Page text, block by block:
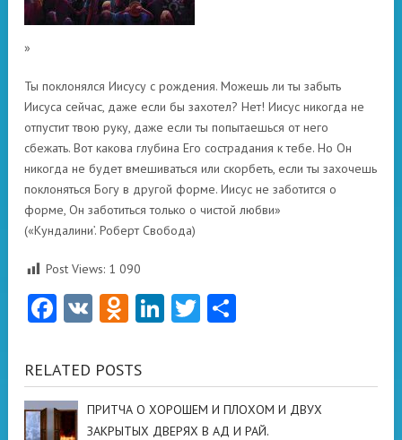
»
Ты поклонялся Иисусу с рождения. Можешь ли ты забыть
Иисуса сейчас, даже если бы захотел? Нет! Иисус никогда не
отпустит твою руку, даже если ты попытаешься от него
сбежать. Вот какова глубина Его сострадания к тебе. Но Он
никогда не будет вмешиваться или скорбеть, если ты захочешь
поклоняться Богу в другой форме. Иисус не заботится о
форме, Он заботиться только о чистой любви»
(«Кундалини’. Роберт Свобода)
Post Views: 1 090
Facebook
VK Odnoklassniki
LinkedIn
Twitter
RELATED POSTS
ПРИТЧА О ХОРОШЕМ И ПЛОХОМ И ДВУХ
ЗАКРЫТЫХ ДВЕРЯХ В АД И РАЙ.